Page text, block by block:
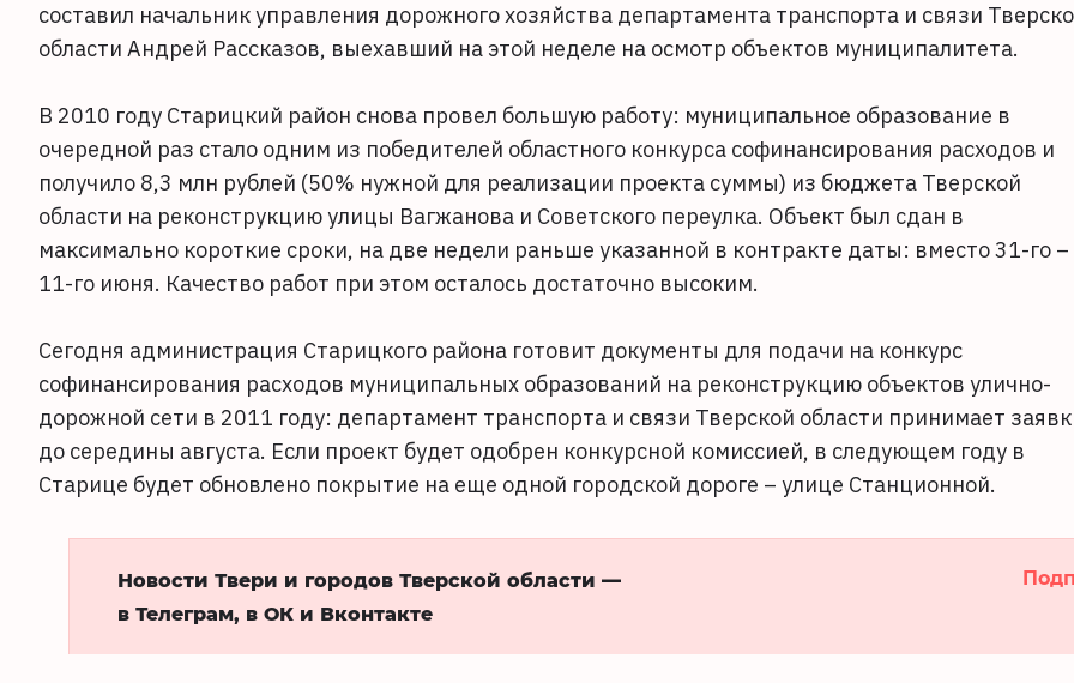
составил начальник управления дорожного хозяйства департамента транспорта и связи
области Андрей Рассказов, выехавший на этой неделе на осмотр объектов муниципалитета.
В 2010 году Старицкий район снова провел большую работу: муниципальное образование в
очередной раз стало одним из победителей областного конкурса софинансирования расходов и
получило 8,3 млн рублей (50% нужной для реализации проекта суммы) из бюджета Тверской
области на реконструкцию улицы Вагжанова и Советского переулка. Объект был сдан в
максимально короткие сроки, на две недели раньше указанной в контракте даты: вместо 31-го –
11-го июня. Качество работ при этом осталось достаточно высоким.
Сегодня администрация Старицкого района готовит документы для подачи на конкурс
софинансирования расходов муниципальных образований на реконструкцию объектов улично-
дорожной сети в 2011 году: департамент транспорта и связи Тверской области принимает
до середины августа. Если проект будет одобрен конкурсной комиссией, в следующем году в
Старице будет обновлено покрытие на еще одной городской дороге – улице Станционной.
Новости Твери и городов Тверской области —
в Телеграм, в ОК и Вконтакте